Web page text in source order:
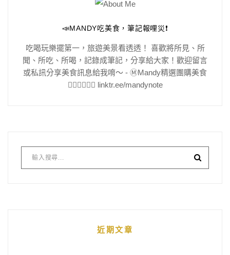
📣MANDY吃美食，筆記報哩災❗️
吃喝玩樂擺第一，旅遊美景看透透！ 喜歡將所見、所
聞、所吃、所喝，記錄成筆記，分享給大家！歡迎留言
或私訊分享美食訊息給我唷～ - Ⓜ️Mandy精選團購美食
👇🏻👇🏻👇🏻 linktr.ee/mandynote
近期文章